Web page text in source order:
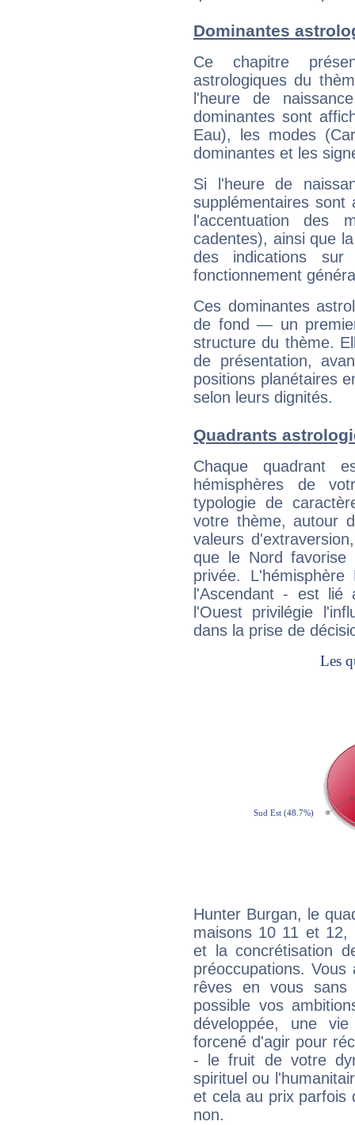
Dominantes
Ce chapitre
astrologiques du
l'heure de
dominantes sont
Eau), les modes
dominantes et les
Si l'heure de
supplémentaires sont
l'accentuation des
cadentes), ainsi que
des indications sur
fonctionnement
Ces dominantes
de fond — un
structure du thème.
de présentation,
positions planétaires
selon leurs dignités.
Quadrants
Chaque quadrant
hémisphères de
typologie de
votre thème, autour
valeurs
que le Nord favorise
privée.
l'Ascendant - est
l'Ouest privilégie
dans la prise de
Hunter Burgan, le
maisons 10 11 et 12,
et la concrétisation
préoccupations.
rêves en vous sans
possible vos
développée, une
forcené d'agir pour
- le fruit de votre
spirituel ou
et cela au prix parfois
non.